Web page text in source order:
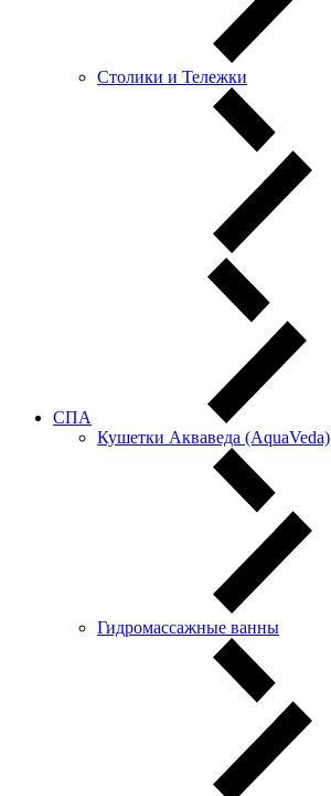
Столики и Тележки
СПА
Кушетки Акваведа (AquaVeda)
Гидромассажные ванны